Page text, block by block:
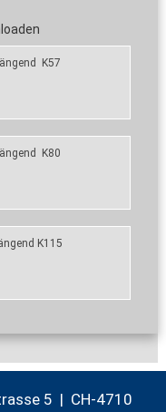
K57
K80
K115
5 | CH-4710